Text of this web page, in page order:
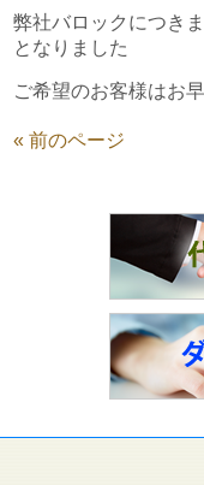
弊社バロックにつき
となりました
ご希望のお客様はお
« 前のページ